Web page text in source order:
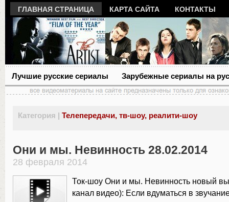
ГЛАВНАЯ СТРАНИЦА КАРТА САЙТА КОНТАКТЫ
Лучшие русские сериалы Зарубежные сериалы на
Категория | Телепередачи, тв-шоу, реалити-шоу
Они и мы. Невинность 28.02.2014
28 февраля 2014
Ток-шоу Они и мы. Невинность новый
канал видео): Если вдуматься в